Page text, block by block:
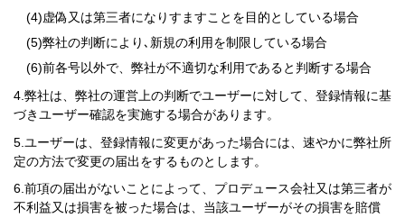
虚偽又は第三者になりすますことを目的としている場合
弊社の判断により､新規の利用を制限している場合
前各号以外で、弊社が不適切な利用であると判断する場合
弊社は、弊社の運営上の判断でユーザーに対して、登録情報に基
づきユーザー確認を実施する場合があります。
ユーザーは、登録情報に変更があった場合には、速やかに弊社所
定の方法で変更の届出をするものとします。
前項の届出がないことによって、プロデュース会社又は第三者が
不利益又は損害を被った場合は、当該ユーザーがその損害を賠償